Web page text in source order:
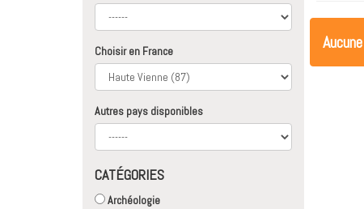
Choisir en France
Autres pays disponibles
CATÉGORIES
Archéologie